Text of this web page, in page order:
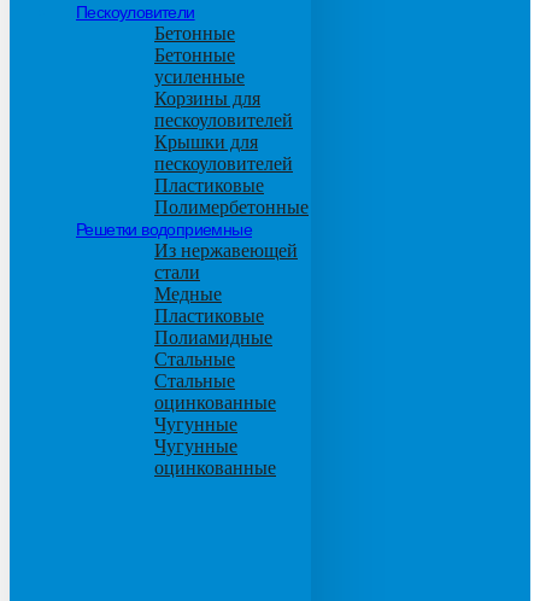
Пескоуловители
Бетонные
Бетонные
усиленные
Корзины для
пескоуловителей
Крышки для
пескоуловителей
Пластиковые
Полимербетонные
Решетки водоприемные
Из нержавеющей
стали
Медные
Пластиковые
Полиамидные
Стальные
Стальные
оцинкованные
Чугунные
Чугунные
оцинкованные